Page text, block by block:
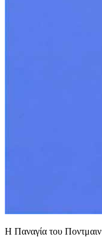
Η Παναγία του Ποντμαιν